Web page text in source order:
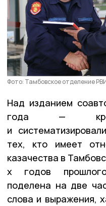
Фото: Тамбовское отделение
Над изданием
года —
и
тех, кто имеет
казачества в
х годов
поделена на две
слова и выражения,